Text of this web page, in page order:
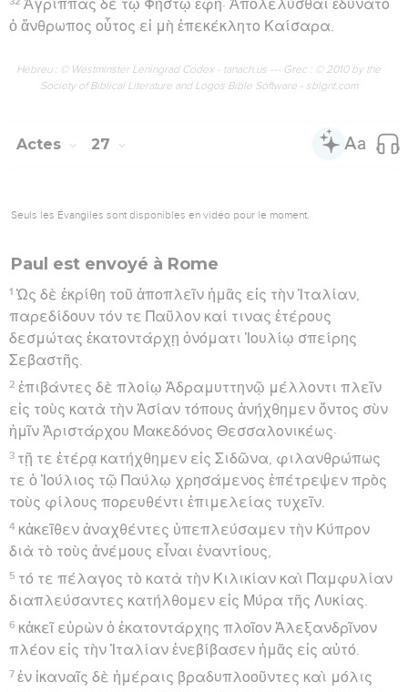
καὶ βολίσαντες εὗρον ὀργυιὰς εἴκοσι, βραχὺ δὲ
δεκαπέντε·
φοβούμενοί τε μή που κατὰ τραχεῖς τόπους
εἶπεν ὁ Παῦλος τῷ ἑκατοντάρχῃ καὶ τοῖς
στρατιώταις· Ἐὰν μὴ οὗτοι μείνωσιν ἐν τῷ πλοίῳ,
ὑμεῖς σωθῆναι οὐ δύνασθε.
32 τότε ἀπέκοψαν οἱ στρατιῶται τὰ σχοινία τῆς
σκάφης καὶ εἴασαν αὐτὴν ἐκπεσεῖν.
Παῦλος ἅπαντας μεταλαβεῖν τροφῆς λέγων·
Τεσσαρεσκαιδεκάτην σήμερον ἡμέραν
προσδοκῶντες ἄσιτοι διατελεῖτε, μηθὲν
προσλαβόμενοι·
34 διὸ παρακαλῶ ὑμᾶς μεταλαβεῖν τροφῆς, τοῦτο γὰρ
πρὸς τῆς ὑμετέρας σωτηρίας ὑπάρχει· οὐδενὸς γὰρ
ὑμῶν θρὶξ ἀπὸ τῆς κεφαλῆς ἀπολεῖται.
35 εἴπας δὲ ταῦτα καὶ λαβὼν ἄρτον εὐχαρίστησεν τῷ
θεῷ ἐνώπιον πάντων καὶ κλάσας ἤρξατο ἐσθίειν.
36 εὔθυμοι δὲ γενόμενοι πάντες καὶ αὐτοὶ
προσελάβοντο τροφῆς.
37
ἤμεθα δὲ αἱ πᾶσαι ψυχαὶ ἐν τῷ πλοίῳ διακόσιαι
ἑβδομήκοντα ἕξ.